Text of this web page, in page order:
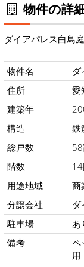
物件の詳
ダイアパレス白鳥
物件名
ダ
住所
愛
建築年
構造
鉄
総戸数
階数
用途地域
商
分譲会社
ダ
駐車場
あ
備考
ペ